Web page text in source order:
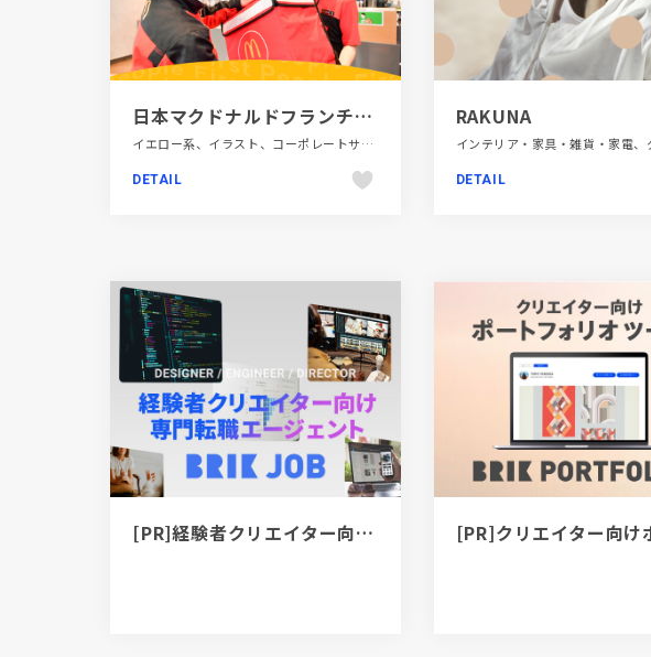
日本マクドナルドフランチャイジー｜株式会社キノシタ
イエロー系、イラスト、コーポレートサイト、スクロールエフェクト、タイポグラフィー、ポップ、モーション多め、レッド系、大きめ写真、飲料・食品、飲食店・グルメ・ウェディング
DETAIL
RAKUNA
DETAIL
[PR]経験者クリエイター向け転職カウンセリング｜デザイナー / ディレクター / エンジニア